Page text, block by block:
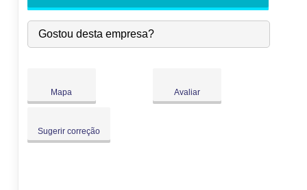
Qua:
09:00-18:00
Qui:
09:00-18:00
●
Gostou desta empresa?
Mapa Avaliar
Sugerir correção